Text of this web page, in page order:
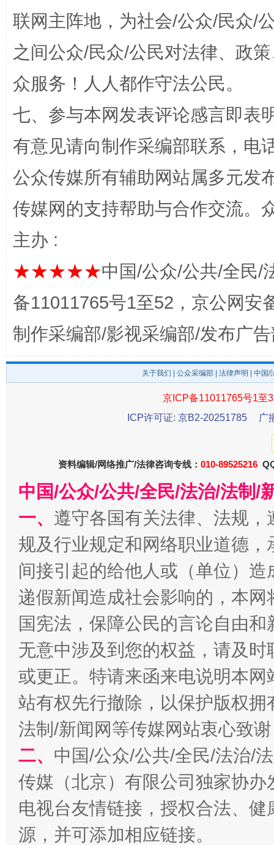
完善运行机制助力责任有效落实 一纸欠
东山县通报“牛蛙产品抗生素超标问题” 法
千年窑火 生生不息 一
揭开“小金库”的免责幌子
联网主阵地，为社会/公众/民众/
之间公众/民众/公民对法律、政
众服务！人人都作守法公民。
七、参与本网发表评论感言即表
有意见请向制作采编部联系，电
公众传媒所有辅助网站属多元发
传媒网的支持帮助与合作交流。
主办 :
★★★★★中国/公众/公共/全民/
备11011765号1至52，京公网安
制作采编部/影视采编部/发布广
关于我们 公众采编部 法律声明 | 中国
京ICP备11011765号1至
ICP许可证: 京B2-20251785
广
资料编辑/网络推广/法律咨询专线： 010-89525216
中国/公众/公共/全民/法治/法制/
一、 遵守各国有关法律、法规
规及行业规定和网络职业道德
间接引起的给他人或（单位）
递假新闻造成社会影响的，本
国宪法，保障公民的言论自由
无意中涉及到您的权益，请及
或更正。特请来函来电说明本
站有权先行撤除，以保护版权
法制/新闻网等传媒网站衷心致
二、 中国/公众/公共/全民/法治/
传媒（北京）有限公司独家协
电视台友情链接，授权合法、
源，并可添加相应链接。